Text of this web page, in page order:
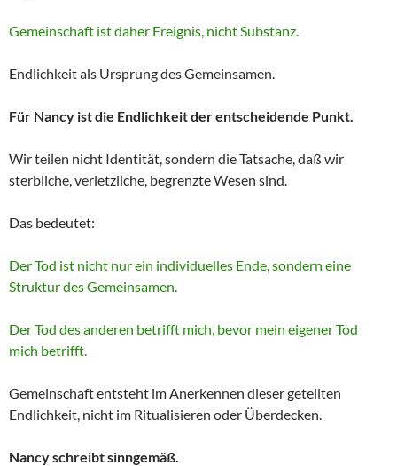
Gemeinschaft ist daher Ereignis, nicht Substanz.
Endlichkeit als Ursprung des Gemeinsamen.
Für Nancy ist die Endlichkeit der entscheidende Punkt.
Wir teilen nicht Identität, sondern die Tatsache, daß wir
sterbliche, verletzliche, begrenzte Wesen sind.
Das bedeutet:
Der Tod ist nicht nur ein individuelles Ende, sondern eine
Struktur des Gemeinsamen.
Der Tod des anderen betrifft mich, bevor mein eigener Tod
mich betrifft.
Gemeinschaft entsteht im Anerkennen dieser geteilten
Endlichkeit, nicht im Ritualisieren oder Überdecken.
Nancy schreibt sinngemäß.